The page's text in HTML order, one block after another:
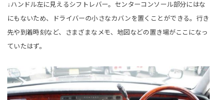
↓ハンドル左に見えるシフトレバー。センターコンソール部分にはな
にもないため、ドライバーの小さなカバンを置くことができる。行き
先や到着時刻など、さまざまなメモ、地図などの置き場がここになっ
ていたはず。